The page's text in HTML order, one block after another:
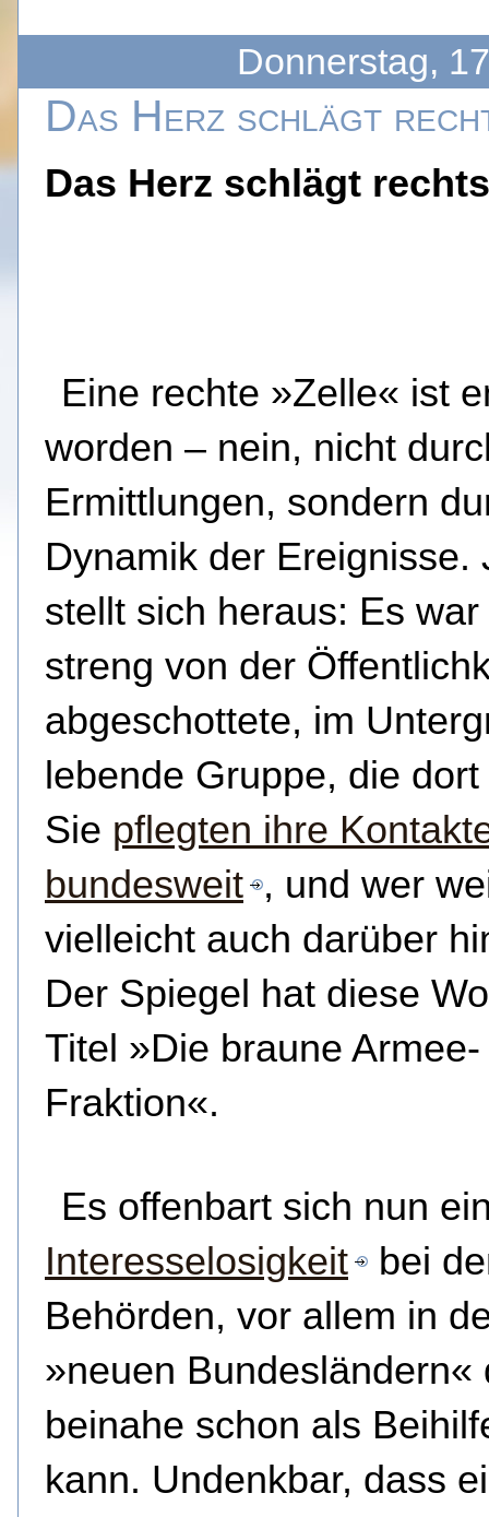
Donnerstag,
Das Herz schlägt
Das Herz schlägt rechts
Eine rechte »Zelle« ist
worden – nein, nicht
Ermittlungen, sondern
Dynamik der Ereignisse.
stellt sich heraus: Es
streng von der
abgeschottete, im
lebende Gruppe, die
Sie pflegten ihre
bundesweit , und wer
vielleicht auch darüber
Der Spiegel hat diese
Titel »Die braune Armee-
Fraktion«.
Es offenbart sich nun
Interesselosigkeit
bei
Behörden, vor allem in
»neuen Bundesländern«
beinahe schon als
kann. Undenkbar, dass